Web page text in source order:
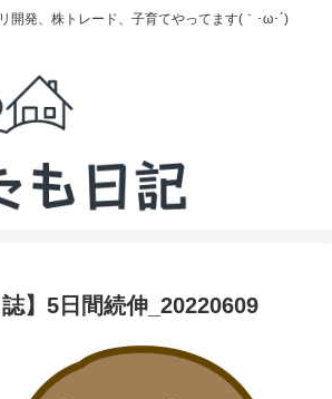
開発、株トレード、子育てやってます(｀･ω･´)
誌】5日間続伸_20220609